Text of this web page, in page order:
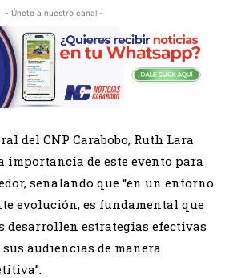
- Únete a nuestro canal -
del CNP Carabobo, Ruth Lara
importancia de este evento para
señalando que “en un entorno
evolución, es fundamental que
desarrollen estrategias efectivas
audiencias de manera